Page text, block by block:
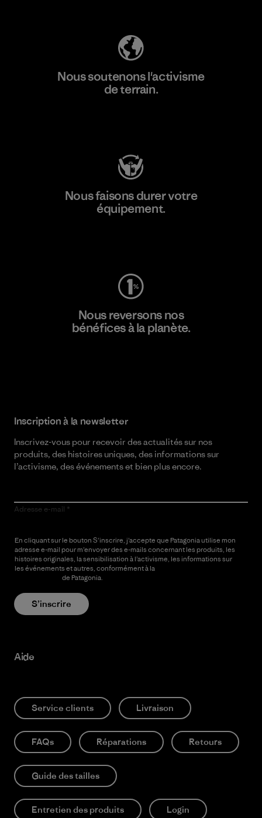
Nous soutenons l'activisme
de terrain.
Nous faisons durer votre
équipement.
Nous reversons nos
bénéfices à la planète.
Inscription à la newsletter
Inscrivez-vous pour recevoir des actualités sur nos
produits, des histoires uniques, des informations sur
l’activisme, des événements et bien plus encore.
Adresse e-mail
En cliquant sur le bouton S’inscrire, j’accepte que Patagonia utilise mon
adresse e-mail pour m’envoyer des e-mails concernant les produits, les
histoires originales, la sensibilisation à l’activisme, les informations sur
les événements et autres, conformément à la
de Patagonia.
S’inscrire
Aide
Service clients Livraison
FAQs Réparations Retours
Guide des tailles
Entretien des produits Login